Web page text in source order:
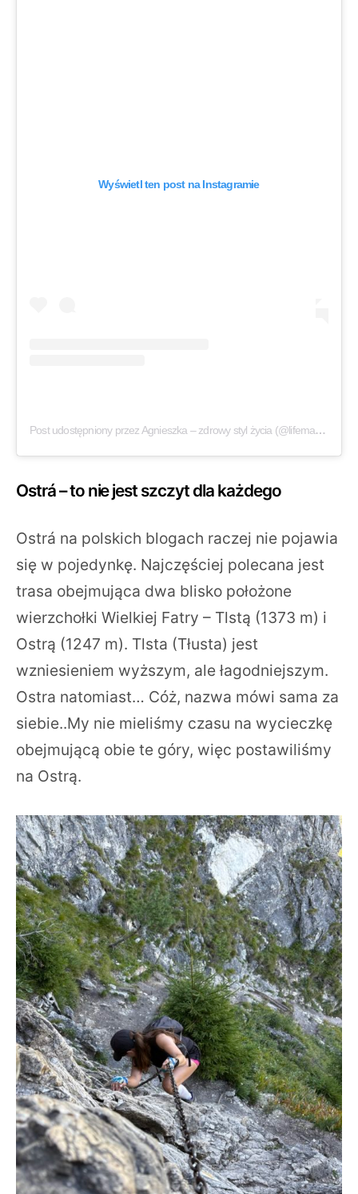
Wyświetl ten post na Instagramie
Post udostępniony przez Agnieszka – zdrowy styl życia (@lifemanagerka)
Ostrá – to nie jest szczyt dla każdego
Ostrá na polskich blogach raczej nie pojawia
się w pojedynkę. Najczęściej polecana jest
trasa obejmująca dwa blisko położone
wierzchołki Wielkiej Fatry – Tlstą (1373 m) i
Ostrą (1247 m). Tlsta (Tłusta) jest
wzniesieniem wyższym, ale łagodniejszym.
Ostra natomiast… Cóż, nazwa mówi sama za
siebie..My nie mieliśmy czasu na wycieczkę
obejmującą obie te góry, więc postawiliśmy
na Ostrą.